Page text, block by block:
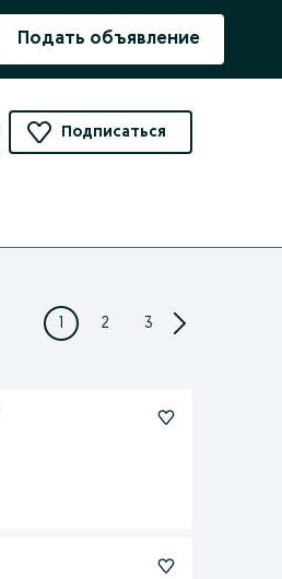
Подать объявление
Подписаться
1 2 3